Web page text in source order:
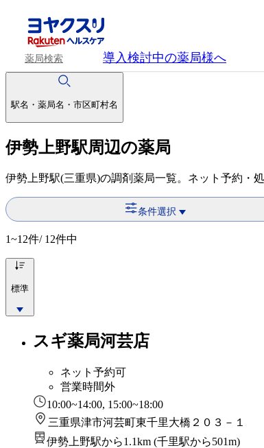
薬局検索 導入検討中の薬局様へ
駅名・薬局名・市区町村名
伊勢上野駅周辺の薬局
伊勢上野駅(三重県)の調剤薬局一覧。ネット予約・
条件選択
1~12件/ 12件中
標準
スギ薬局河芸店
ネット予約可
営業時間外
10:00~14:00, 15:00~18:00
三重県津市河芸町東千里大橋２０３－１
伊勢上野駅から1.1km (千里駅から501m)